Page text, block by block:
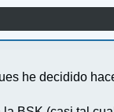
he decidido